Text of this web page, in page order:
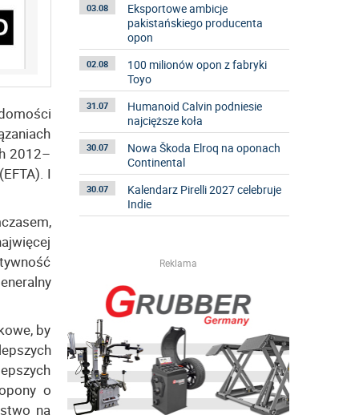
2012–
I
by
o
na
03.08
Eksportowe ambicje
pakistańskiego producenta
opon
02.08
100 milionów opon z fabryki
Toyo
31.07
Humanoid Calvin podniesie
najcięższe koła
30.07
Nowa Škoda Elroq na oponach
Continental
30.07
Kalendarz Pirelli 2027 celebruje
Indie
Reklama